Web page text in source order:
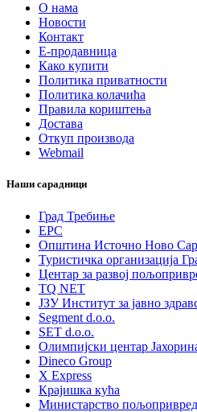
О нама
Новости
Контакт
Е-продавница
Како купити
Политика приватности
Политика колачића
Правила кориштења
Достава
Откуп производа
Webmail
Наши сарадници
Град Требиње
ЕРС
Општина Источно Ново
Туристичка организација
Центар за развој
TQ NET
ЈЗУ Институт за јавно
Segment d.o.o.
SET d.o.o.
Олимпијски центар
Dineco Group
X Express
Крајишка кућа
Министарство